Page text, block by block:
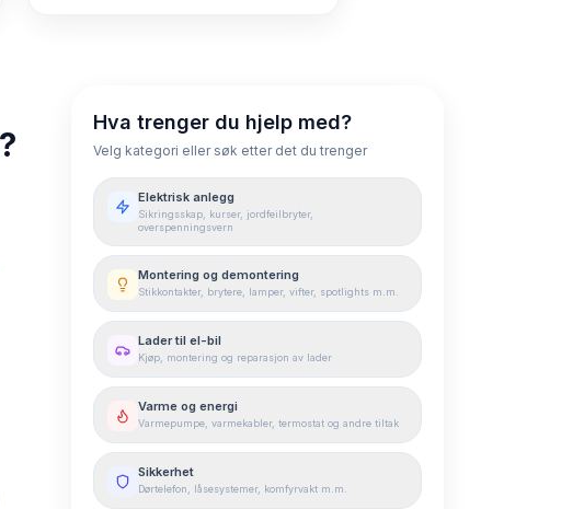
Hva trenger du hjelp med?
Velg kategori eller søk etter det du trenger
Elektrisk anlegg
Sikringsskap, kurser, jordfeilbryter,
overspenningsvern
Montering og demontering
Stikkontakter, brytere, lamper, vifter, spotlights m.m.
Lader til el-bil
Kjøp, montering og reparasjon av lader
Varme og energi
Varmepumpe, varmekabler, termostat og andre tiltak
Sikkerhet
Dørtelefon, låsesystemer, komfyrvakt m.m.